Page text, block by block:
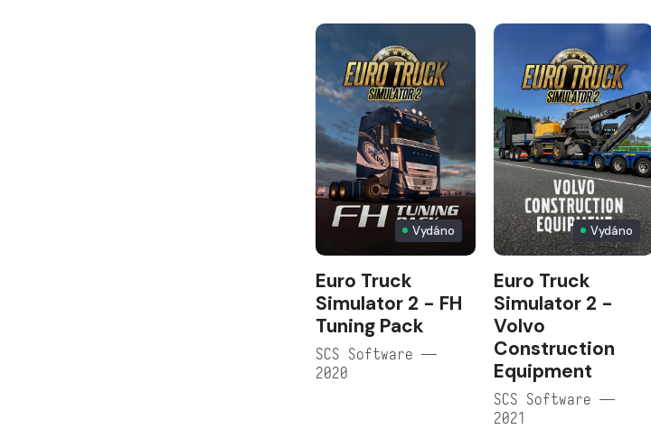
Vydáno
Euro Truck
Simulator 2 - FH
Tuning Pack
SCS Software —
2020
Vydáno
Euro Truck
Simulator 2 -
Volvo
Construction
Equipment
SCS Software —
2021